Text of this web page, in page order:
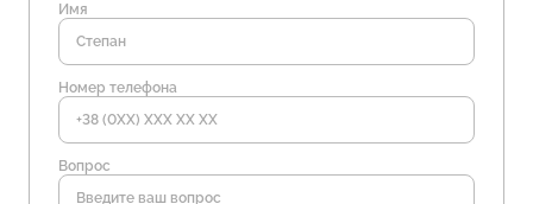
Имя
Номер телефона
Вопрос